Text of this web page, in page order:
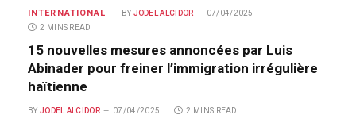
INTERNATIONAL BY JODEL ALCIDOR
07/04/2025
2 MINS READ
15 nouvelles mesures annoncées par Luis
Abinader pour freiner l’immigration irrégulière
haïtienne
BY JODEL ALCIDOR 07/04/2025 2 MINS READ